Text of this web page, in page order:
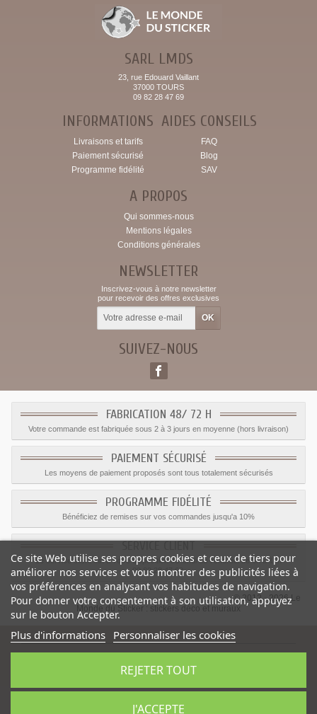
SARL LMDS
23, rue Edouard Vaillant
37000 TOURS
09 82 28 47 69
INFORMATIONS
Livraisons et tarifs
Paiement sécurisé
Programme fidélité
AIDES CONSEILS
FAQ
Blog
SAV
A PROPOS
Qui sommes-nous
Mentions légales
Conditions générales
NEWSLETTER
Inscrivez-vous à notre newsletter
pour recevoir des offres exclusives
SUIVEZ-NOUS
FABRICATION 48/ 72 H
Votre commande est fabriquée sous 2 à 3 jours en moyenne (hors livraison)
PAIEMENT SÉCURISÉ
Les moyens de paiement proposés sont tous totalement sécurisés
PROGRAMME FIDÉLITÉ
Bénéficiez de remises sur vos commandes jusqu'a 10%
Le service client est a votre disposition du lundi au vendredi de 8h à 17h
09.82.28.47.69.
© 2012 - 2026 Le
Monde du Sticker :
stickers déco et muraux
Sticker garçon Montgolfière-Catégorie:
Ce site Web utilise ses propres cookies et ceux de tiers pour
améliorer nos services et vous montrer des publicités liées à
vos préférences en analysant vos habitudes de navigation.
Pour donner votre consentement à son utilisation, appuyez
sur le bouton Accepter.
Plus d'informations Personnaliser les cookies
REJETER TOUT
J'ACCEPTE